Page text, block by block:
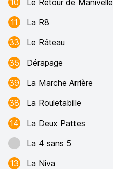
10 Le Retour de Manivelle
11
La R8
33
Le Râteau
35
Dérapage
39
La Marche Arrière
38
La Rouletabille
14
La Deux Pattes
La 4 sans 5
13
La Niva